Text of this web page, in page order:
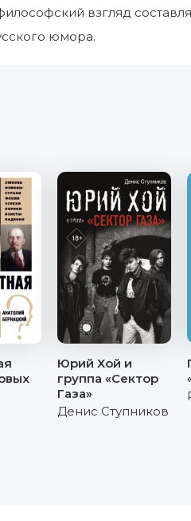
взгляд
юмора.
Юрий Хой и
группа «Сектор
Газа»
Денис Ступников